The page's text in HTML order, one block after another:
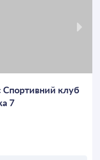
Спортивний клуб
7